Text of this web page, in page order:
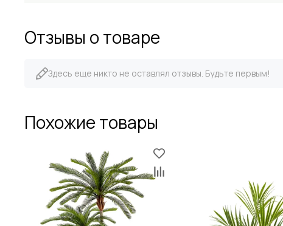
Отзывы о товаре
Здесь еще никто не оставлял отзывы. Будьте первым!
Похожие товары